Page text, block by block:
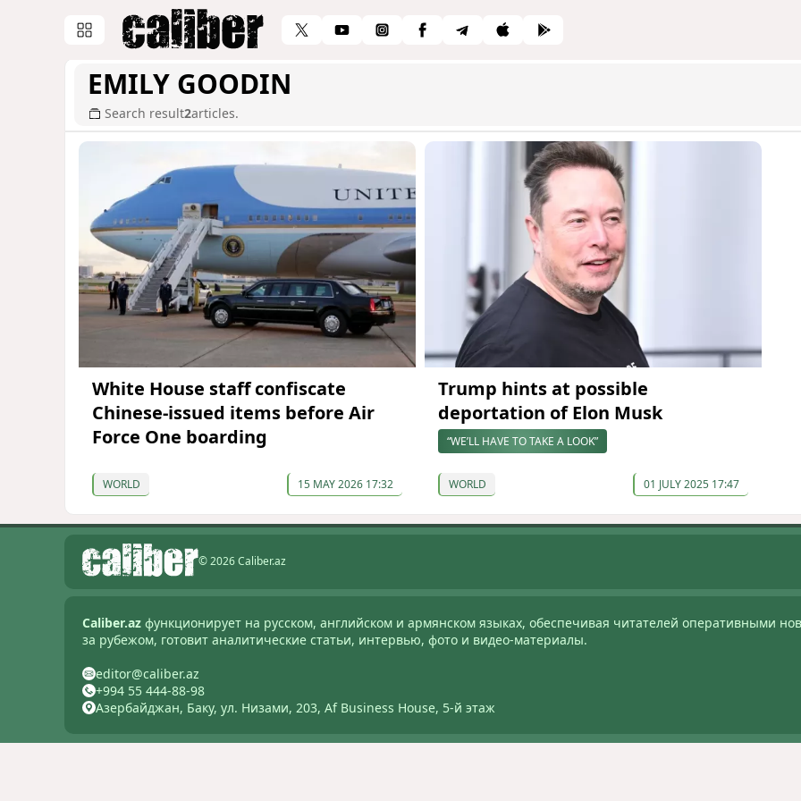
EMILY GOODIN
Search result2articles.
White House staff confiscate
Chinese-issued items before Air
Force One boarding
WORLD 15 MAY 2026 17:32
Trump hints at possible
deportation of Elon Musk
“WE’LL HAVE TO TAKE A LOOK”
WORLD 01 JULY 2025 17:47
© 2026 Caliber.az
Caliber.az функционирует на русском, английском и армянском языках, обеспечивая читателей оперативными
за рубежом, готовит аналитические статьи, интервью, фото и видео-материалы.
editor@caliber.az
+994 55 444-88-98
Азербайджан, Баку, ул. Низами, 203, Af Business House, 5-й этаж